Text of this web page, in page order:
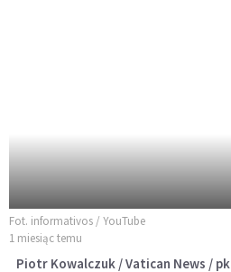
Fot. informativos / YouTube
1 miesiąc temu
Piotr Kowalczuk / Vatican News / pk